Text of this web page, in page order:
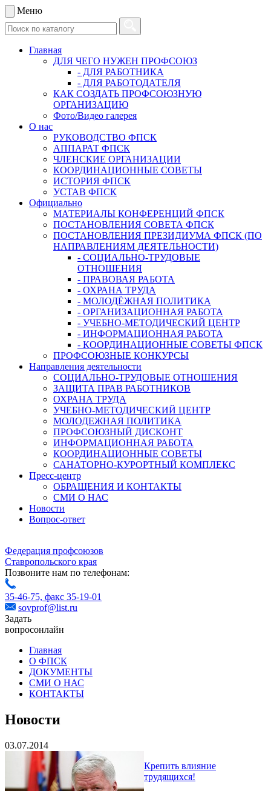
Меню
Главная
ДЛЯ ЧЕГО НУЖЕН ПРОФСОЮЗ
- ДЛЯ РАБОТНИКА
- ДЛЯ РАБОТОДАТЕЛЯ
КАК СОЗДАТЬ ПРОФСОЮЗНУЮ
ОРГАНИЗАЦИЮ
Фото/Видео галерея
О нас
РУКОВОДСТВО ФПСК
АППАРАТ ФПСК
ЧЛЕНСКИЕ ОРГАНИЗАЦИИ
КООРДИНАЦИОННЫЕ СОВЕТЫ
ИСТОРИЯ ФПСК
УСТАВ ФПСК
Официально
МАТЕРИАЛЫ КОНФЕРЕНЦИЙ ФПСК
ПОСТАНОВЛЕНИЯ СОВЕТА ФПСК
ПОСТАНОВЛЕНИЯ ПРЕЗИДИУМА ФПСК (ПО
НАПРАВЛЕНИЯМ ДЕЯТЕЛЬНОСТИ)
- СОЦИАЛЬНО-ТРУДОВЫЕ
ОТНОШЕНИЯ
- ПРАВОВАЯ РАБОТА
- ОХРАНА ТРУДА
- МОЛОДЁЖНАЯ ПОЛИТИКА
- ОРГАНИЗАЦИОННАЯ РАБОТА
- УЧЕБНО-МЕТОДИЧЕСКИЙ ЦЕНТР
- ИНФОРМАЦИОННАЯ РАБОТА
- КООРДИНАЦИОННЫЕ СОВЕТЫ ФПСК
ПРОФСОЮЗНЫЕ КОНКУРСЫ
Направления деятельности
СОЦИАЛЬНО-ТРУДОВЫЕ ОТНОШЕНИЯ
ЗАЩИТА ПРАВ РАБОТНИКОВ
ОХРАНА ТРУДА
УЧЕБНО-МЕТОДИЧЕСКИЙ ЦЕНТР
МОЛОДЕЖНАЯ ПОЛИТИКА
ПРОФСОЮЗНЫЙ ДИСКОНТ
ИНФОРМАЦИОННАЯ РАБОТА
КООРДИНАЦИОННЫЕ СОВЕТЫ
САНАТОРНО-КУРОРТНЫЙ КОМПЛЕКС
Пресс-центр
ОБРАЩЕНИЯ И КОНТАКТЫ
СМИ О НАС
Новости
Вопрос-ответ
Федерация профсоюзов
Ставропольского края
Позвоните нам по телефонам:
35-46-75, факс 35-19-01
sovprof@list.ru
Задать
вопросонлайн
Главная
О ФПСК
ДОКУМЕНТЫ
СМИ О НАС
КОНТАКТЫ
Новости
03.07.2014
Крепить влияние
трудящихся!